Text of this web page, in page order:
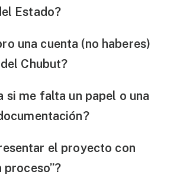
Estado?
una cuenta (no haberes)
Chubut?
si me falta un papel o una
el proyecto con
proceso”?